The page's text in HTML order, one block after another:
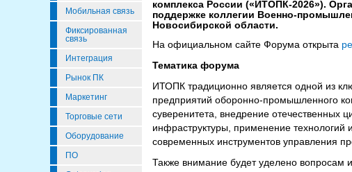
Мобильная связь
Фиксированная
связь
Интеграция
Рынок ПК
Маркетинг
Торговые сети
Оборудование
ПО
комплекса России («ИТОПК-2026»).
поддержке коллегии Военно-
Новосибирской области.
На официальном сайте Форума открыта
Тематика форума
ИТОПК традиционно является одной из
предприятий оборонно-промышленного
суверенитета, внедрение отечественных
инфраструктуры, применение технологий
современных инструментов управления
Также внимание будет уделено